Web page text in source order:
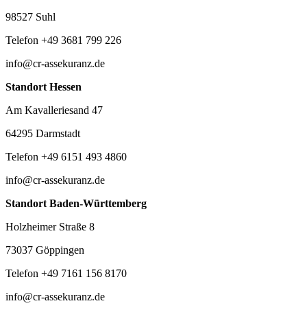
98527 Suhl
Telefon +49 3681 799 226
info@cr-assekuranz.de
Standort Hessen
Am Kavalleriesand 47
64295 Darmstadt
Telefon +49 6151 493 4860
info@cr-assekuranz.de
Standort Baden-Württemberg
Holzheimer Straße 8
73037 Göppingen
Telefon +49 7161 156 8170
info@cr-assekuranz.de